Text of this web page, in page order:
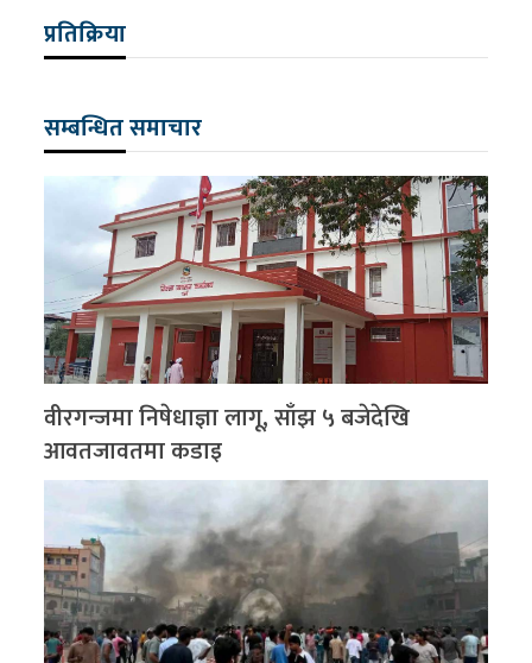
प्रतिक्रिया
सम्बन्धित समाचार
वीरगन्जमा निषेधाज्ञा लागू, साँझ ५ बजेदेखि
आवतजावतमा कडाइ